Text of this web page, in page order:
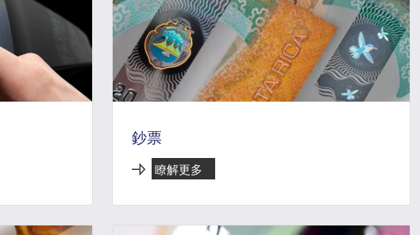
鈔票
瞭解更多